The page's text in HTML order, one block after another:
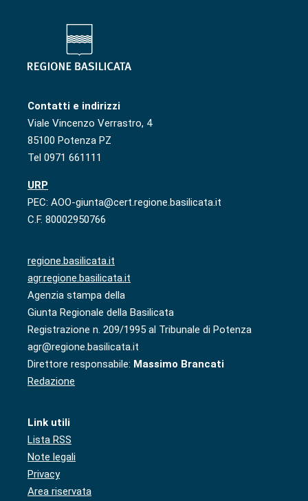
Contatti e indirizzi
Viale Vincenzo Verrastro, 4
85100 Potenza PZ
Tel 0971 661111
URP
PEC: AOO-giunta@cert.regione.basilicata.it
C.F. 80002950766
regione.basilicata.it
agr.regione.basilicata.it
Agenzia stampa della
Giunta Regionale della Basilicata
Registrazione n. 209/1995 al Tribunale di Potenza
agr@regione.basilicata.it
Direttore responsabile: Massimo Brancati
Redazione
Link utili
Lista RSS
Note legali
Privacy
Area riservata